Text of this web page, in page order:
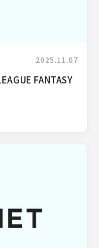
2025.11.07
FANTASY